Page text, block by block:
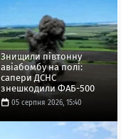
Знищили півтонну
авіабомбу на полі:
сапери ДСНС
знешкодили ФАБ-500
05 серпня 2026, 15:40